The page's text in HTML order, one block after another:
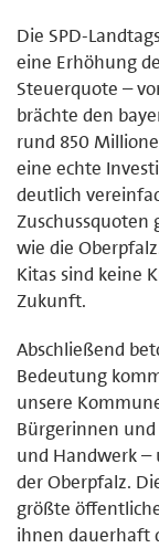
Die SPD-
eine Erhöhung
Steuerquote –
brächte den
rund 850
eine echte
deutlich
Zuschussquoten
wie die
Kitas sind keine
Zukunft.
Abschließend
Bedeutung
unsere
Bürgerinnen
und Handwerk
der Oberpfalz.
größte
ihnen dauerhaft